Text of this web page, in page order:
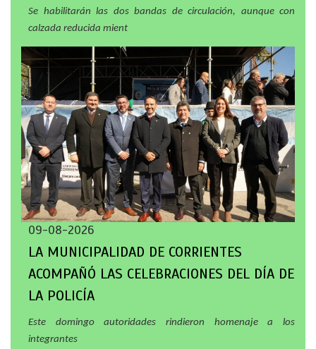
Se habilitarán las dos bandas de circulación, aunque con
calzada reducida mient
09-08-2026
LA MUNICIPALIDAD DE CORRIENTES
ACOMPAÑÓ LAS CELEBRACIONES DEL DÍA DE
LA POLICÍA
Este domingo autoridades rindieron homenaje a los
integrantes